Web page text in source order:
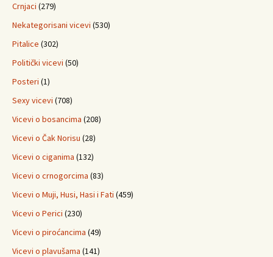
Crnjaci (279)
Nekategorisani vicevi (530)
Pitalice (302)
Politički vicevi (50)
Posteri (1)
Sexy vicevi (708)
Vicevi o bosancima (208)
Vicevi o Čak Norisu (28)
Vicevi o ciganima (132)
Vicevi o crnogorcima (83)
Vicevi o Muji, Husi, Hasi i Fati (459)
Vicevi o Perici (230)
Vicevi o piroćancima (49)
Vicevi o plavušama (141)